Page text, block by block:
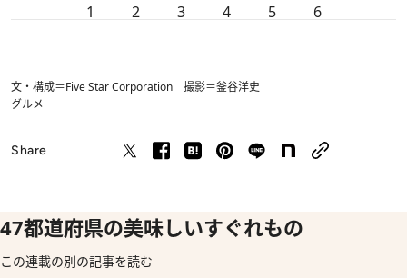
1 2 3 4 5 6
文・構成＝Five Star Corporation 撮影＝釜谷洋史
グルメ
Share
47都道府県の美味しいすぐれもの
この連載の別の記事を読む